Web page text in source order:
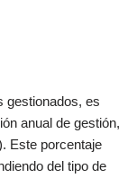
gestionados, es
anual de gestión,
Este porcentaje
del tipo de